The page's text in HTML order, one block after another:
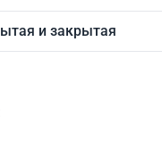
и закрытая